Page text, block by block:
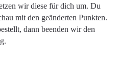
wir diese für dich um. Du
mit den geänderten Punkten.
dann beenden wir den